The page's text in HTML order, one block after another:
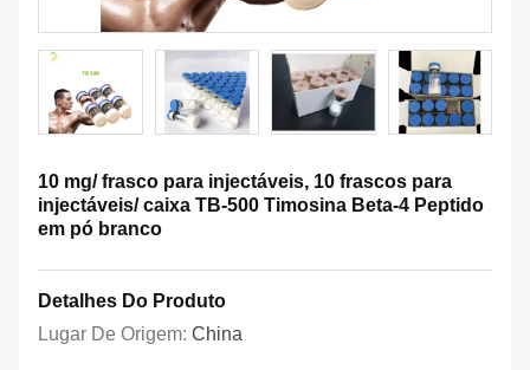
10 mg/ frasco para injectáveis, 10 frascos para
injectáveis/ caixa TB-500 Timosina Beta-4 Peptido
em pó branco
Detalhes Do Produto
Lugar De Origem: China